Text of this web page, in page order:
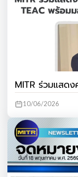
MITR ร่วมแสด
TEAC พร้อมมอ
10/06/2026